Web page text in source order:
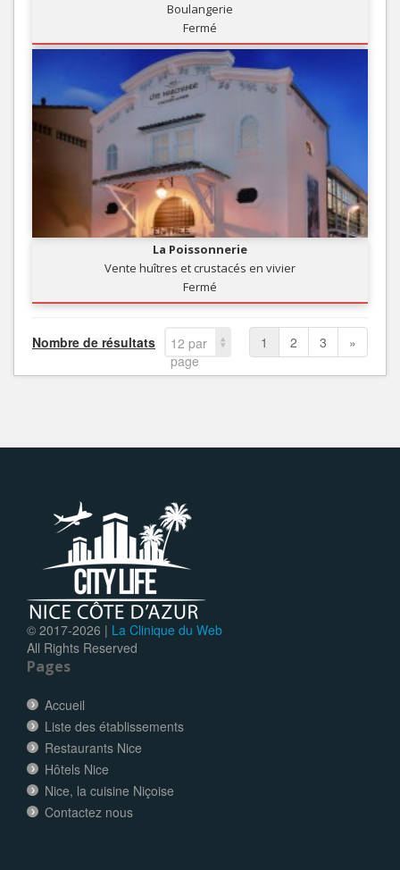
Boulangerie
Fermé
La Poissonnerie
Vente huîtres et crustacés en vivier
Fermé
Nombre de résultats
12 par
page
1 2 3 »
© 2017-2026 | La Clinique du Web
All Rights Reserved
Pages
Accueil
Liste des établissements
Restaurants Nice
Hôtels Nice
Nice, la cuisine Niçoise
Contactez nous